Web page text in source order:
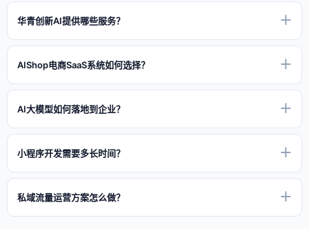
华青创新AI提供哪些服务？
华青创新AI专注于AI大模型应用与企业数字化转型，主要提供：社交电商
SaaS系统开发（AIShop分销商城）、AI大模型应用（智能客服/AI内容生
（iOS/Android原生+Flutter跨平台）、私域流量运营方案等全栈数字化解
决方案。已累计服务1000+企业客户。
AIShop电商SaaS系统如何选择？
选择电商SaaS系统需考虑：1）功能完整性（三级分销/拼团/秒杀/会员体
系/私域流量工具）；2）技术架构（小程序+公众号+H5多端覆盖，高并发
AIShop系统已服务1000+企业，支持社交电商、私域流量运营、多商户入
驻等全场景。
AI大模型如何落地到企业？
AI大模型企业落地四大路径：1）智能客服 — 接入DeepSeek/GPT实现
7×24小时自动回复；2）内容生成 — AI自动撰写营销文案、产品描述、
自动化 — 文档处理、审批流程、报表生成。华青创新提供从需求分析到部
署上线的全流程服务。
小程序开发需要多长时间？
小程序开发周期取决于功能复杂度：1）标准电商小程序（含分销/拼团/秒
杀）：2-4周；2）定制功能小程序（含会员/支付/物流）：4-8周；3）复
私域流量运营方案怎么做？